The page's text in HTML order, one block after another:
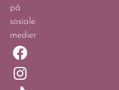
på
sosiale
medier